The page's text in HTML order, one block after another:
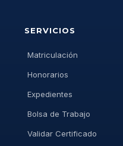
SERVICIOS
Matriculación
Honorarios
Expedientes
Bolsa de Trabajo
Validar Certificado